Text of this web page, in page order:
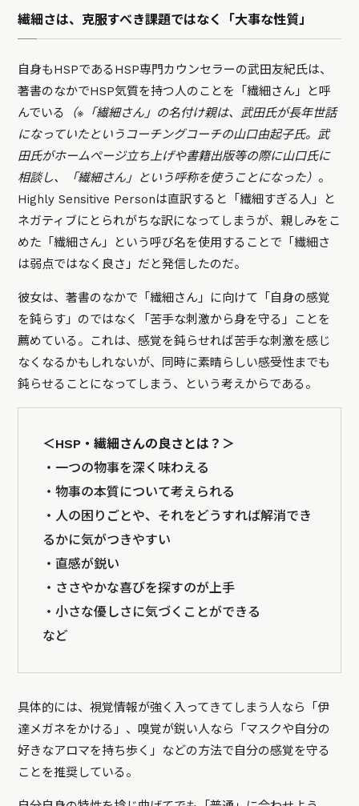
繊細さは、克服すべき課題ではなく「大事な性質」
自身もHSPであるHSP専門カウンセラーの武田友紀氏は、
著書のなかでHSP気質を持つ人のことを「繊細さん」と呼
んでいる
（※「繊細さん」の名付け親は、武田氏が長年世話
になっていたというコーチングコーチの山口由起子氏。武
田氏がホームページ立ち上げや書籍出版等の際に山口氏に
相談し、「繊細さん」という呼称を使うことになった） 。
Highly Sensitive Personは直訳すると「繊細すぎる人」と
ネガティブにとられがちな訳になってしまうが、親しみをこ
めた「繊細さん」という呼び名を使用することで「繊細さ
は弱点ではなく良さ」だと発信したのだ。
彼女は、著書のなかで「繊細さん」に向けて「自身の感覚
を鈍らす」のではなく「苦手な刺激から身を守る」ことを
薦めている。これは、感覚を鈍らせれば苦手な刺激を感じ
なくなるかもしれないが、同時に素晴らしい感受性までも
鈍らせることになってしまう、という考えからである。
＜HSP・繊細さんの良さとは？＞
・一つの物事を深く味わえる
・物事の本質について考えられる
・人の困りごとや、それをどうすれば解消でき
るかに気がつきやすい
・直感が鋭い
・ささやかな喜びを探すのが上手
・小さな優しさに気づくことができる
など
具体的には、視覚情報が強く入ってきてしまう人なら「伊
達メガネをかける」、嗅覚が鋭い人なら「マスクや自分の
好きなアロマを持ち歩く」などの方法で自分の感覚を守る
ことを推奨している。